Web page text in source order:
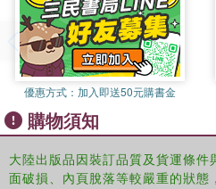
染、不燥不妄、妍麗中挾帶著清奇
一新，是最難能可貴、最值得您
功，可見一斑，愛書、愛畫、愛
俏平兒軟語救賈璉
西廂記妙詞通戲語
滴翠亭楊妃戲彩蝶
埋香冢飛燕泣殘紅
木石緣冤家兩聚頭
齡官劃薔癡及局外
撕扇子作千金一笑
論陰陽湘云辨金麟
弄唇舌嫡子承笞撻
優惠方式： 加入即送50元購書金
購物須知
大陸出版品因裝訂品質及貨運條
面破損、內頁脫落等較嚴重的狀態